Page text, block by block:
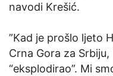
navodi Krešić.
”Kad je prošlo ljeto
Crna Gora za
“eksplodirao”. Mi